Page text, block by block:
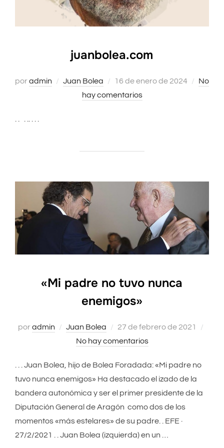
juanbolea.com
poradmin Juan Bolea
Publicado
el
16 de enero de 2024
No
hay comentarios
«Mi padre no tuvo nunca
enemigos»
poradmin Juan Bolea
Publicado
el
27 de febrero de 2021
No hay comentarios
. . . Juan Bolea, hijo de Bolea Foradada: «Mi padre no
tuvo nunca enemigos» Ha destacado el izado de la
bandera autonómica y ser el primer presidente de la
Diputación General de Aragón como dos de los
momentos «más estelares» de su padre. . EFE ·
27/2/2021 . . Juan Bolea (izquierda) en un …